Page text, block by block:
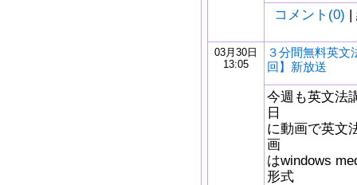
コメント(0) |
03月30日
13:05
３分間無料英文
回】新放送
今週も英文法
日
に動画で英文
画
はwindows
形式